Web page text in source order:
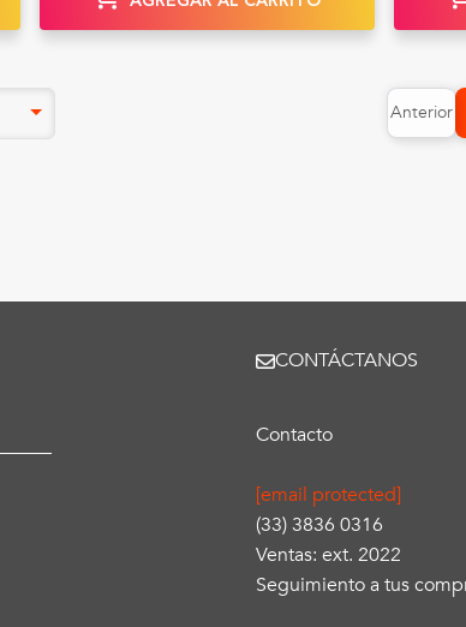
Anterior
Contacto
[email protected]
(33) 3836 0316
Ventas: ext. 2022
Seguimiento a tus
CONTÁCTANOS